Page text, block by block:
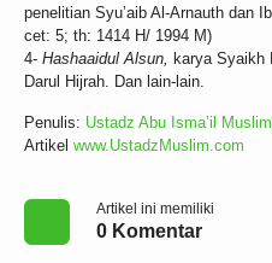
penelitian Syu’aib Al-Arnauth dan
cet: 5; th: 1414 H/ 1994 M)
4- Hashaaidul Alsun, karya Syaikh
Darul Hijrah. Dan lain-lain.
Penulis: Ustadz Abu Isma’il
Artikel www.UstadzMuslim.com
Artikel ini memiliki
0 Komentar